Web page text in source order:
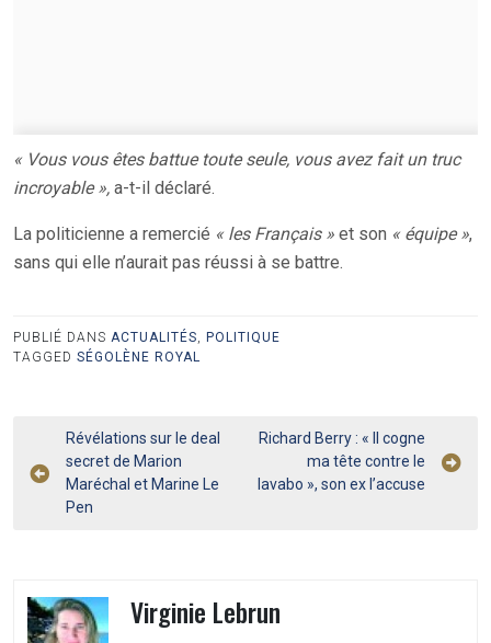
« Vous vous êtes battue toute seule, vous avez fait un truc
incroyable », a-t-il déclaré.
La politicienne a remercié « les Français » et son « équipe »,
sans qui elle n’aurait pas réussi à se battre.
PUBLIÉ DANS ACTUALITÉS, POLITIQUE
TAGGED SÉGOLÈNE ROYAL
Navigation
de
l’article
Révélations sur le deal
secret de Marion
Maréchal et Marine Le
Pen
Richard Berry : « Il cogne
ma tête contre le
lavabo », son ex l’accuse
Virginie Lebrun